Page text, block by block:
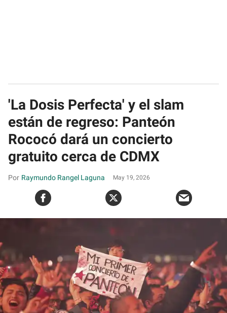
'La Dosis Perfecta' y el slam
están de regreso: Panteón
Rococó dará un concierto
gratuito cerca de CDMX
Raymundo Rangel Laguna May 19, 2026